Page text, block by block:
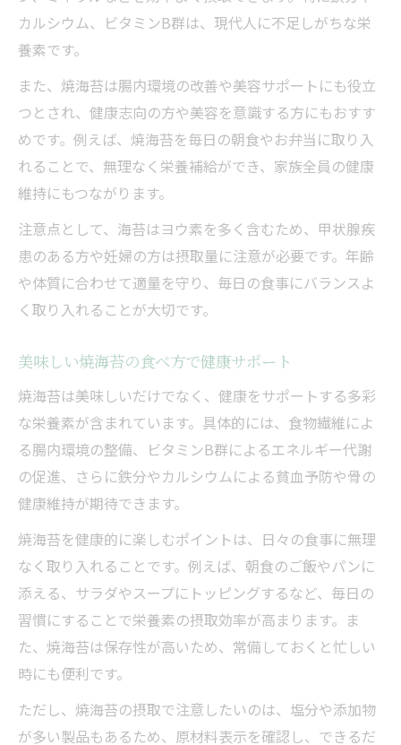
カルシウム、ビタミンB群は、現代人に不足しがちな栄
養素です。
また、焼海苔は腸内環境の改善や美容サポートにも役立
つとされ、健康志向の方や美容を意識する方にもおすす
めです。例えば、焼海苔を毎日の朝食やお弁当に取り入
れることで、無理なく栄養補給ができ、家族全員の健康
維持にもつながります。
注意点として、海苔はヨウ素を多く含むため、甲状腺疾
患のある方や妊婦の方は摂取量に注意が必要です。年齢
や体質に合わせて適量を守り、毎日の食事にバランスよ
く取り入れることが大切です。
美味しい焼海苔の食べ方で健康サポート
焼海苔は美味しいだけでなく、健康をサポートする多彩
な栄養素が含まれています。具体的には、食物繊維によ
る腸内環境の整備、ビタミンB群によるエネルギー代謝
の促進、さらに鉄分やカルシウムによる貧血予防や骨の
健康維持が期待できます。
焼海苔を健康的に楽しむポイントは、日々の食事に無理
なく取り入れることです。例えば、朝食のご飯やパンに
添える、サラダやスープにトッピングするなど、毎日の
習慣にすることで栄養素の摂取効率が高まります。ま
た、焼海苔は保存性が高いため、常備しておくと忙しい
時にも便利です。
ただし、焼海苔の摂取で注意したいのは、塩分や添加物
が多い製品もあるため、原材料表示を確認し、できるだ